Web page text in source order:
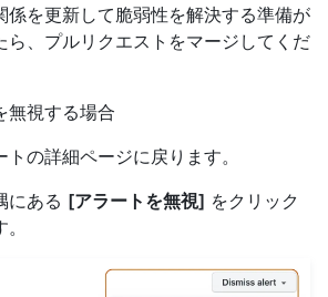
係を更新して脆弱性を解決する準備が
ら、プルリクエストをマージしてくだ
無視する場合
トの詳細ページに戻ります。
にある [アラートを無視] をクリック